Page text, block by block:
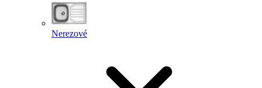
Nerezové